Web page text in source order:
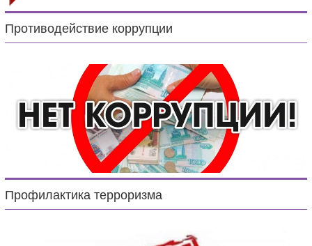
Противодействие коррупции
Профилактика терроризма